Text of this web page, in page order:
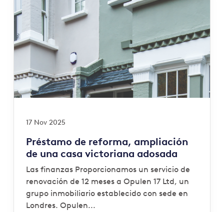
17 Nov 2025
Préstamo de reforma, ampliación
de una casa victoriana adosada
Las finanzas Proporcionamos un servicio de
renovación de 12 meses a Opulen 17 Ltd, un
grupo inmobiliario establecido con sede en
Londres. Opulen...